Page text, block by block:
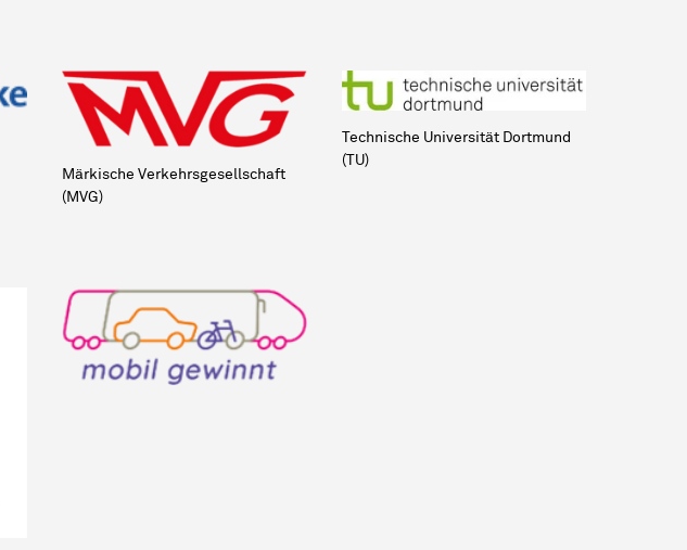
Märkische Verkehrsgesellschaft
(MVG)
Technische Universität Dortmund
(TU)